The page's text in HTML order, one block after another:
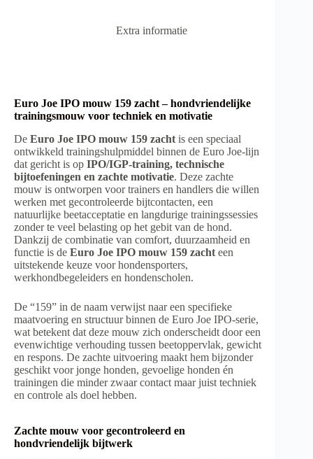
Extra informatie
Euro Joe IPO mouw 159 zacht – hondvriendelijke
trainingsmouw voor techniek en motivatie
De Euro Joe IPO mouw 159 zacht is een speciaal
ontwikkeld trainingshulpmiddel binnen de Euro Joe-lijn
dat gericht is op IPO/IGP-training, technische
bijtoefeningen en zachte motivatie. Deze zachte
mouw is ontworpen voor trainers en handlers die willen
werken met gecontroleerde bijtcontacten, een
natuurlijke beetacceptatie en langdurige trainingssessies
zonder te veel belasting op het gebit van de hond.
Dankzij de combinatie van comfort, duurzaamheid en
functie is de Euro Joe IPO mouw 159 zacht een
uitstekende keuze voor hondensporters,
werkhondbegeleiders en hondenscholen.
De “159” in de naam verwijst naar een specifieke
maatvoering en structuur binnen de Euro Joe IPO-serie,
wat betekent dat deze mouw zich onderscheidt door een
evenwichtige verhouding tussen beetoppervlak, gewicht
en respons. De zachte uitvoering maakt hem bijzonder
geschikt voor jonge honden, gevoelige honden én
trainingen die minder zwaar contact maar juist techniek
en controle als doel hebben.
Zachte mouw voor gecontroleerd en
hondvriendelijk bijtwerk